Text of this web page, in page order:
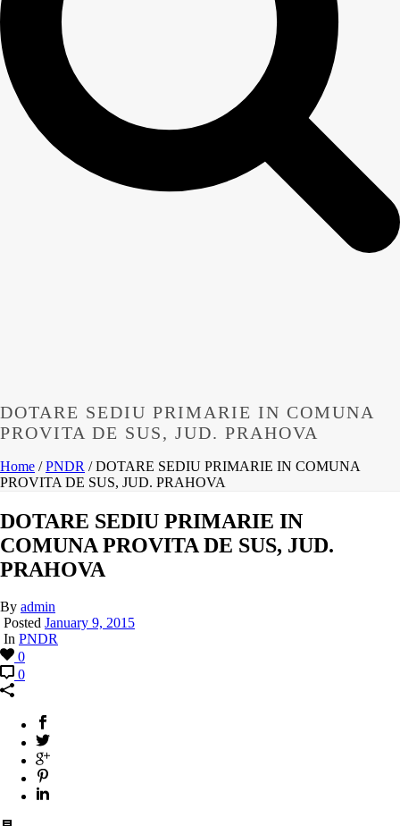
DOTARE SEDIU PRIMARIE IN COMUNA
PROVITA DE SUS, JUD. PRAHOVA
Home /PNDR / DOTARE SEDIU PRIMARIE IN COMUNA
PROVITA DE SUS, JUD. PRAHOVA
DOTARE SEDIU PRIMARIE IN
COMUNA PROVITA DE SUS, JUD.
PRAHOVA
By admin
Posted January 9, 2015
In PNDR
0
0